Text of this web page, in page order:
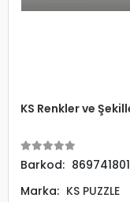
KS Renkler ve
Barkod:
Marka: KS PUZZLE